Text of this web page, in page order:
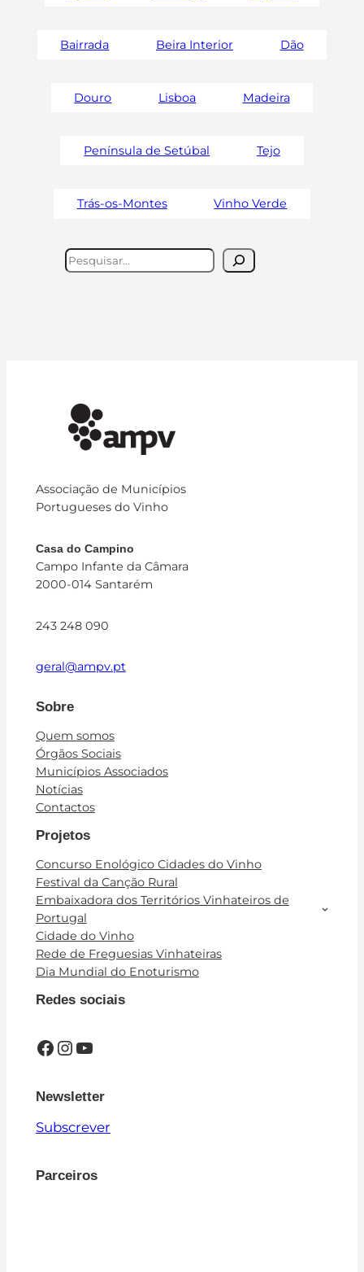
Bairrada Beira Interior Dão
Douro Lisboa Madeira
Península de Setúbal Tejo
Trás-os-Montes Vinho Verde
Pesquisar
Associação de Municípios
Portugueses do Vinho
Casa do Campino
Campo Infante da Câmara
2000-014 Santarém
243 248 090
geral@ampv.pt
Sobre
Quem somos
Órgãos Sociais
Municípios Associados
Notícias
Contactos
Projetos
Concurso Enológico Cidades do Vinho
Festival da Canção Rural
Embaixadora dos Territórios Vinhateiros de
Portugal
Cidade do Vinho
Rede de Freguesias Vinhateiras
Dia Mundial do Enoturismo
Redes sociais
Facebook InstagramYouTube
Newsletter
Subscrever
Parceiros